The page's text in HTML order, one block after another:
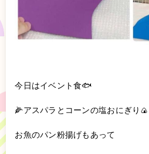
今日はイベント食🐟
🌽アスパラとコーンの塩おにぎり🍙
お魚のパン粉揚げもあって